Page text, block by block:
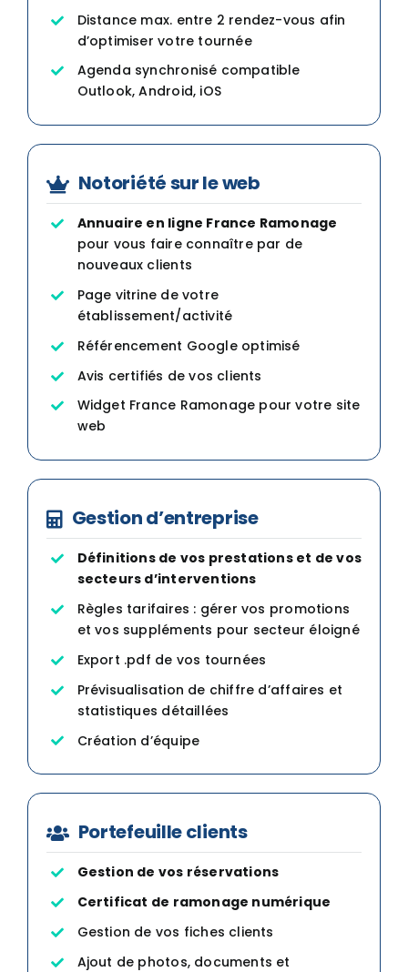
Distance max. entre 2 rendez-vous afin
d’optimiser votre tournée
Agenda synchronisé compatible
Outlook, Android, iOS
Notoriété sur le web
Annuaire en ligne France Ramonage
pour vous faire connaître par de
nouveaux clients
Page vitrine de votre
établissement/activité
Référencement Google optimisé
Avis certifiés de vos clients
Widget France Ramonage pour votre site
web
Gestion d’entreprise
Définitions de vos prestations et de vos
secteurs d’interventions
Règles tarifaires : gérer vos promotions
et vos suppléments pour secteur éloigné
Export .pdf de vos tournées
Prévisualisation de chiffre d’affaires et
statistiques détaillées
Création d’équipe
Portefeuille clients
Gestion de vos réservations
Certificat de ramonage numérique
Gestion de vos fiches clients
Ajout de photos, documents et